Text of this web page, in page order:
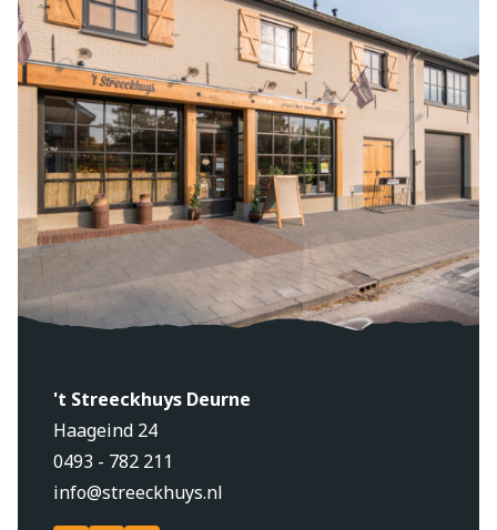
't Streeckhuys Deurne
Haageind 24
0493 - 782 211
info@streeckhuys.nl